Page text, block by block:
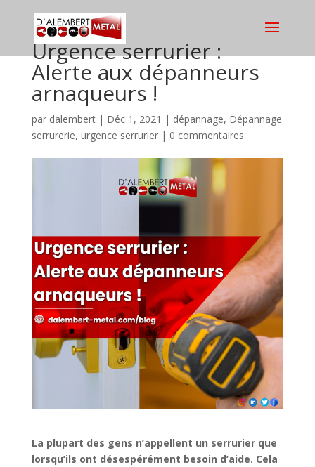
Urgence serrurier :
Alerte aux dépanneurs
arnaqueurs !
par dalembert| Déc 1, 2021 | dépannage, Dépannage
serrurerie, urgence serrurier| 0 commentaires
La plupart des gens n’appellent un serrurier que
lorsqu’ils ont désespérément besoin d’aide. Cela